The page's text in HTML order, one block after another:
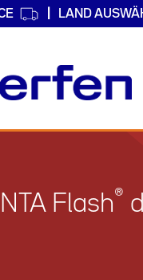
LAND
Flash®